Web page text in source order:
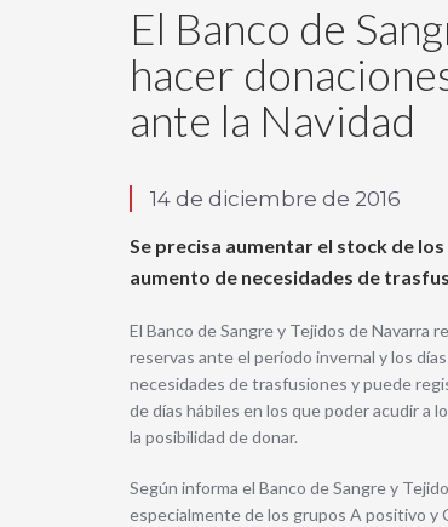
El Banco de
hacer
ante la Navidad
14 de diciembre de 2016
Se precisa aumentar el stock de
aumento de necesidades de
El Banco de Sangre y Tejidos de Navarra
reservas ante el período invernal y los
necesidades de trasfusiones y puede
de días hábiles en los que poder acudir a
la posibilidad de donar.
Según informa el Banco de Sangre y
especialmente de los grupos A positivo y